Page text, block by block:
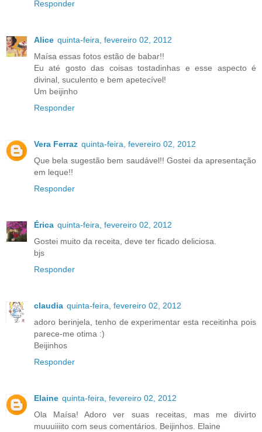
Responder
Alice quinta-feira, fevereiro 02, 2012
Maísa essas fotos estão de babar!!
Eu até gosto das coisas tostadinhas e esse aspecto é
divinal, suculento e bem apetecível!
Um beijinho
Responder
Vera Ferraz quinta-feira, fevereiro 02, 2012
Que bela sugestão bem saudável!! Gostei da apresentação
em leque!!
Responder
Érica quinta-feira, fevereiro 02, 2012
Gostei muito da receita, deve ter ficado deliciosa.
bjs
Responder
claudia quinta-feira, fevereiro 02, 2012
adoro berinjela, tenho de experimentar esta receitinha pois
parece-me otima :)
Beijinhos
Responder
Elaine quinta-feira, fevereiro 02, 2012
Ola Maísa! Adoro ver suas receitas, mas me divirto
muuuiiiito com seus comentários. Beijinhos. Elaine